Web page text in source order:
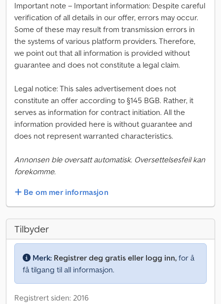
Important note – Important information: Despite careful
verification of all details in our offer, errors may occur.
Some of these may result from transmission errors in
the systems of various platform providers. Therefore,
we point out that all information is provided without
guarantee and does not constitute a legal claim.
Legal notice: This sales advertisement does not
constitute an offer according to §145 BGB. Rather, it
serves as information for contract initiation. All the
information provided here is without guarantee and
does not represent warranted characteristics.
Annonsen ble oversatt automatisk. Oversettelsesfeil kan
forekomme.
Be om mer informasjon
Tilbyder
Merk: Registrer deg gratis eller logg inn, for å
få tilgang til all informasjon.
Registrert siden: 2016